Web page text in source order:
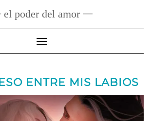
el poder del amor
Toggle Navigation
ENTRE MIS LABIOS